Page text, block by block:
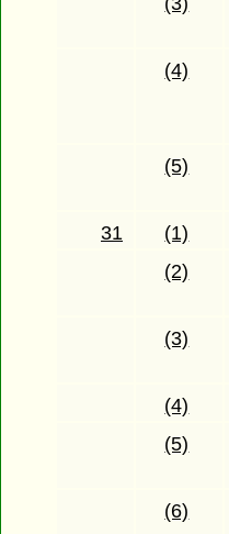
(4)
(5)
31
(1)
(2)
(3)
(4)
(5)
(6)